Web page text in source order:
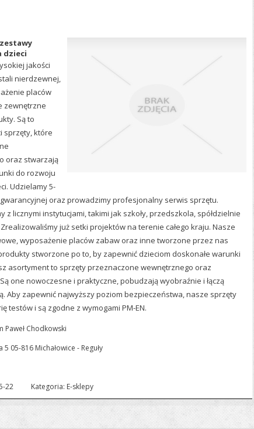
dzieci
jakości
nierdzewnej,
placów
zewnętrzne
Są to
sprzęty, które
oraz stwarzają
do rozwoju
Udzielamy 5-
oraz prowadzimy profesjonalny serwis sprzętu.
z licznymi instytucjami, takimi jak szkoły, przedszkola, spółdzielnie
już setki projektów na terenie całego kraju. Nasze
wyposażenie placów zabaw oraz inne tworzone przez nas
stworzone po to, by zapewnić dzieciom doskonałe warunki
asortyment to sprzęty przeznaczone wewnętrznego oraz
one nowoczesne i praktyczne, pobudzają wyobraźnie i łączą
Aby zapewnić najwyższy poziom bezpieczeństwa, nasze sprzęty
testów i są zgodne z wymogami PM-EN.
Paweł Chodkowski
05-816 Michałowice - Reguły
22
Kategoria: E-sklepy